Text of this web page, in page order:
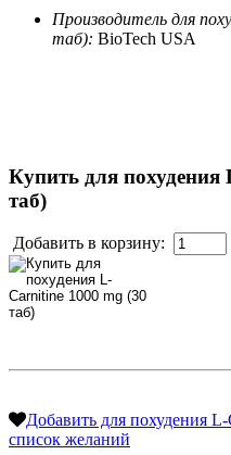
Производитель для
таб): BioTech USA
Купить для
таб)
Добавить в корзину:
Добавить для похудения
список желаний